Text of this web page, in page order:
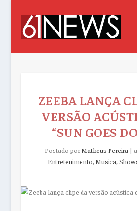
ZEEBA LANÇA
VERSÃO
“SUN GOES
Postado por Matheus Pereira |
Entretenimento, Musica,